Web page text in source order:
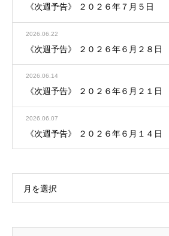
《次週予告》 ２０２６年７月５日
2026.06.22
《次週予告》 ２０２６年６月２８日
2026.06.14
《次週予告》 ２０２６年６月２１日
2026.06.07
《次週予告》 ２０２６年６月１４日
月を選択